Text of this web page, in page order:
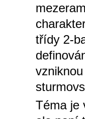
třídy 2-
Téma je